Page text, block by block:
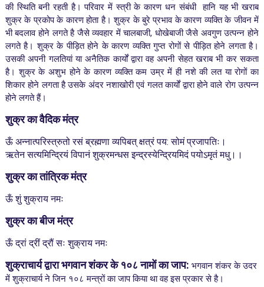
की स्थिति बनी रहती है। परिवार में स्त्री के कारण धन संबंधी हानि यह भी खराब
शुक्र के प्रकोप के कारण होता है।शुक्र के बुरे प्रभाव के कारण व्यक्ति के जीवन में
भी बदलाव होने लगते है जैसे व्यवहार में चालबाजी, धोखेबाजी जैसे अवगुण उत्पन्न होने
लगते है।शुक्र के पीड़ित होने के कारण व्यक्ति गुप्त रोगों से पीड़ित होने लगता है।
उसकी अपनी गलतियां या अनैतिक कार्यों द्वारा वह अपनी सेहत खराब भी कर सकता
है। शुक्र के अशुभ होने के कारण व्यक्ति कम उम्र में ही नशे की लत या रोगों का
शिकार होने लगता है उसके अंदर नशाखोरी एवं गलत कार्यों द्वारा होने वाले रोग उत्पन्न
होने लगते हैं।
शुक्र का वैदिक मंत्र
ऊँ अन्नात्परिस्त्रुतो रसं ब्रह्मणा व्यपिबत् क्षत्रं पय: सोमं प्रजापतिः।
ऋतेन सत्यमिन्द्रियं विपानं शुक्रमन्धस इन्द्रस्येन्द्रियमिदं पयोऽमृतं मधु।।
शुक्र का तांत्रिक मंत्र
ऊँ शुं शुक्राय नमः
शुक्र का बीज मंत्र
ऊँ द्रां द्रीं द्रौं सः शुक्राय नमः
शुक्राचार्य द्वारा भगवान शंकर के १०८ नामों का जाप: भगवान शंकर के उदर
में शुक्राचार्य ने जिन १०८ मन्त्रों का जाप किया था वह इस प्रकार से है।